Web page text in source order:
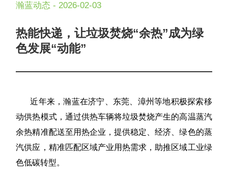
瀚蓝动态 - 2026-02-03
热能快递，让垃圾焚烧“余热”成为绿
色发展“动能”
近年来，瀚蓝在济宁、东莞、漳州等地积极探索移
动供热模式，通过供热车辆将垃圾焚烧产生的高温蒸汽
余热精准配送至用热企业，提供稳定、经济、绿色的蒸
汽供应，精准匹配区域产业用热需求，助推区域工业绿
色低碳转型。